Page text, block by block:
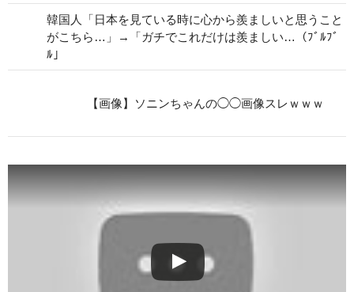
韓国人「日本を見ている時に心から羨ましいと思うこと
がこちら…」→「ガチでこれだけは羨ましい…（ﾌﾞﾙﾌﾞ
ﾙ」
【画像】ソニンちゃんの◯◯画像スレｗｗｗ